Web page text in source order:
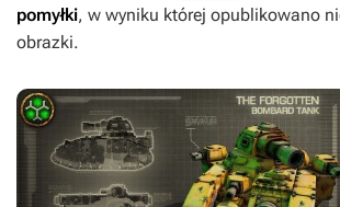
pomyłki, w wyniku której opublikowano
obrazki.